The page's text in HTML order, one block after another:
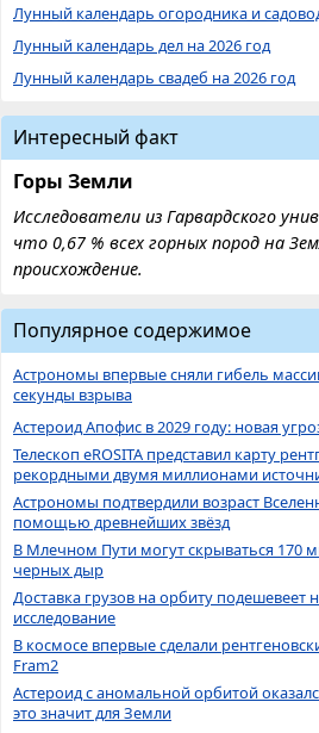
Лунный календарь огородника и
Лунный календарь дел на 2026 год
Лунный календарь свадеб на 2026 год
Интересный факт
Горы Земли
Исследователи из Гарвардского
что 0,67 % всех горных пород на
происхождение.
Популярное содержимое
Астрономы впервые сняли гибель
секунды взрыва
Астероид Апофис в 2029 году: новая
Телескоп eROSITA представил карту
рекордными двумя миллионами
Астрономы подтвердили возраст
помощью древнейших звёзд
В Млечном Пути могут скрываться 170
черных дыр
Доставка грузов на орбиту подешевеет
исследование
В космосе впервые сделали
Fram2
Астероид с аномальной орбитой
это значит для Земли